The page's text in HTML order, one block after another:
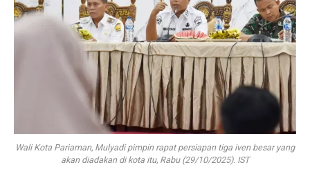
Wali Kota Pariaman, Mulyadi pimpin rapat persiapan tiga iven besar yang
akan diadakan di kota itu, Rabu (29/10/2025). IST